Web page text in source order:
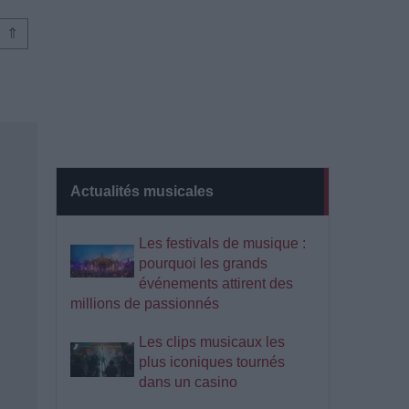
Actualités musicales
Les festivals de musique :
pourquoi les grands
événements attirent des
millions de passionnés
Les clips musicaux les
plus iconiques tournés
dans un casino
⇑